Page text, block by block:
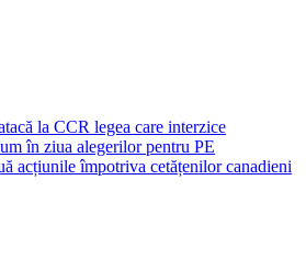
la CCR legea care interzice
în ziua alegerilor pentru PE
acțiunile împotriva cetățenilor canadieni